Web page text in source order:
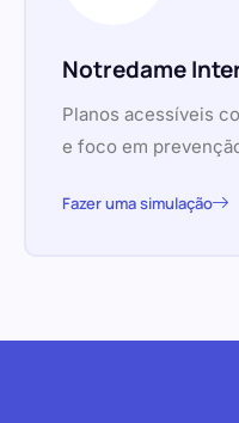
Notredame
Planos acessíveis
e foco em
Fazer uma simulação